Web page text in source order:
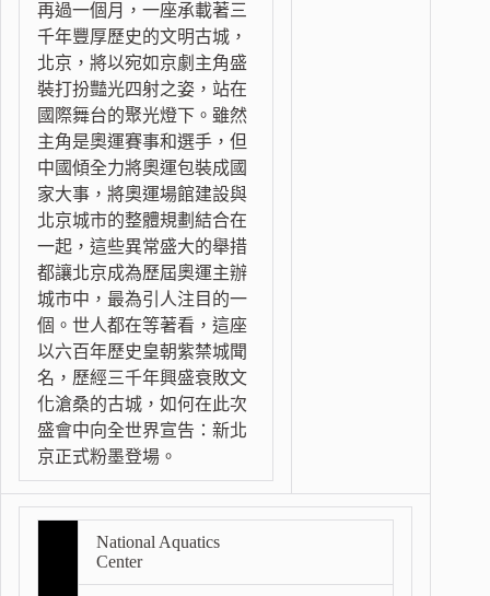
再過一個月，一座承載著三
千年豐厚歷史的文明古城，
北京，將以宛如京劇主角盛
裝打扮豔光四射之姿，站在
國際舞台的聚光燈下。雖然
主角是奧運賽事和選手，但
中國傾全力將奧運包裝成國
家大事，將奧運場館建設與
北京城市的整體規劃結合在
一起，這些異常盛大的舉措
都讓北京成為歷屆奧運主辦
城市中，最為引人注目的一
個。世人都在等著看，這座
以六百年歷史皇朝紫禁城聞
名，歷經三千年興盛衰敗文
化滄桑的古城，如何在此次
盛會中向全世界宣告：新北
京正式粉墨登場。
National Aquatics
Center